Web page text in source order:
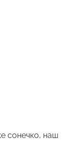
сонечко, наш